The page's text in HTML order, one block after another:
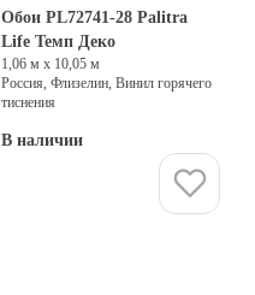
Обои PL72741-28 Palitra
Life Темп Деко
1,06 м х 10,05 м
Россия, Флизелин, Винил горячего
тиснения
В наличии